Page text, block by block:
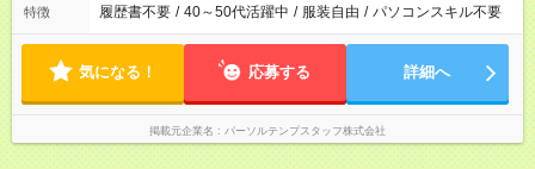
特徴 履歴書不要 / 40～50代活躍中 / 服装自由 / パソコンスキル不要
気になる！ 応募する 詳細へ
掲載元企業名 パーソルテンプスタッフ株式会社